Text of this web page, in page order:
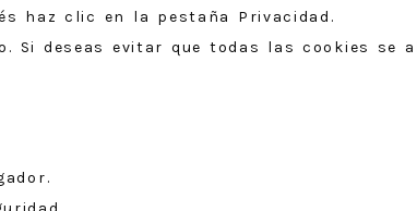
haz clic en la pestaña Privacidad.
Si deseas evitar que todas las cookies se